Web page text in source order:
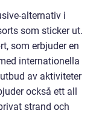
alternativ i
som sticker ut.
som erbjuder en
internationella
av aktiviteter
också ett all
strand och